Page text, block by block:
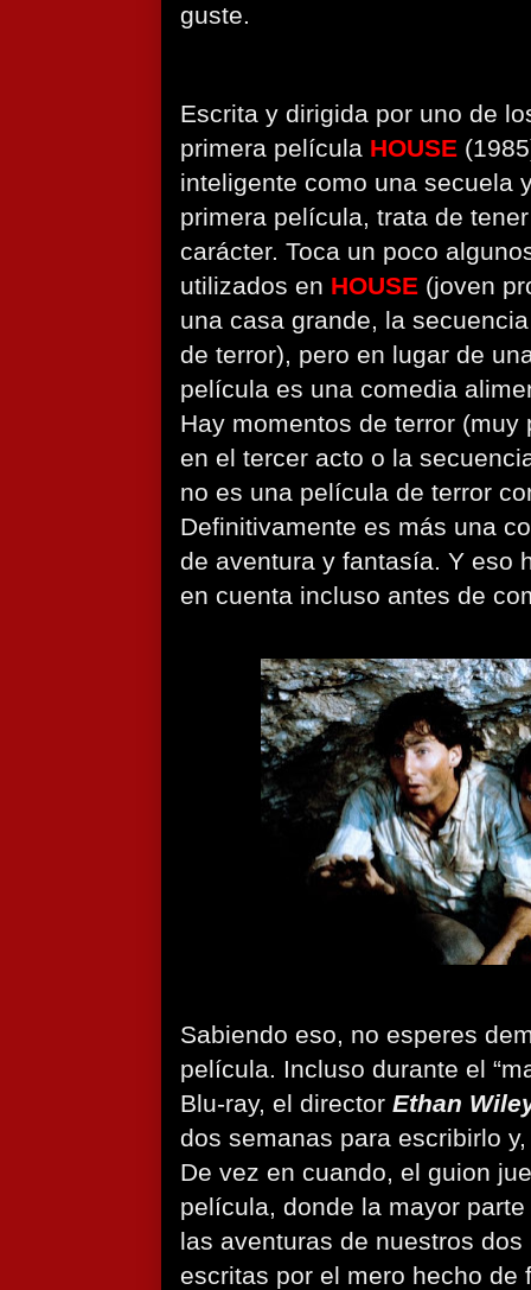
guste.
Escrita y dirigida por uno de
primera película HOUSE
inteligente como una secuela
primera película, trata de
carácter. Toca un poco
utilizados en HOUSE (joven
una casa grande, la
de terror), pero en lugar de
película es una comedia
Hay momentos de terror
en el tercer acto o la
no es una película de terror
Definitivamente es más una
de aventura y fantasía. Y eso
en cuenta incluso antes de
Sabiendo eso, no esperes
película. Incluso durante el
Blu-ray, el director Ethan
dos semanas para escribirlo
De vez en cuando, el guion
película, donde la mayor
las aventuras de nuestros
escritas por el mero hecho